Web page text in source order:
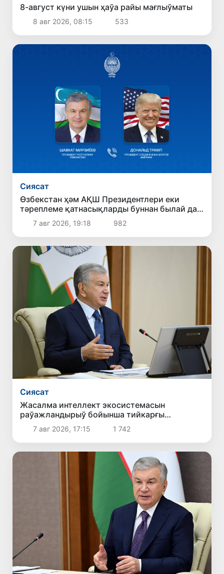
8-август күни ушын ҳаўа райы мағлыўматы
8 авг 2026, 08:15 533
Сиясат
Өзбекстан ҳәм АҚШ Президентлери еки
тәреплеме қатнасықларды буннан былай да
беккемлеў перспективаларын додалады
7 авг 2026, 19:18 982
Сиясат
Жасалма интеллект экосистемасын
раўажландырыў бойынша тийкарғы
ўазыйпалар белгиленди
7 авг 2026, 17:15 1 742